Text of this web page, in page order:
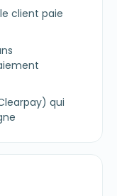
client paie
qui